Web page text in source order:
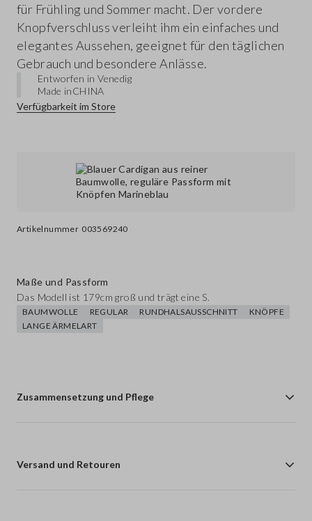
Artikelnummer 003569240
für Frühling und Sommer macht. Der vordere
Knopfverschluss verleiht ihm ein einfaches und
elegantes Aussehen, geeignet für den täglichen
Gebrauch und besondere Anlässe.
Entworfen in Venedig
Made inCHINA
Verfügbarkeit im Store
Maße und Passform
Das Modell ist 179cm groß und trägt eine S.
BAUMWOLLE REGULAR RUNDHALSAUSSCHNITT
KNÖPFE
LANGE ÄRMELART
Zusammensetzung und Pflege
Versand und Retouren